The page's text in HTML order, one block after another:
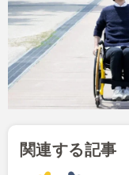
関連する記事